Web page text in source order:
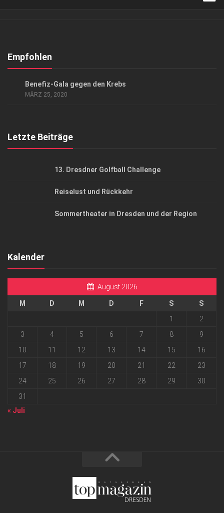
Kontakt, Impressum
Empfohlen
Benefiz-Gala gegen den Krebs
MÄRZ 25, 2020
Letzte Beiträge
13. Dresdner Golfball Challenge
Reiselust und Rückkehr
Sommertheater in Dresden und der Region
Kalender
August 2026
M D M D F S
S
1
2
3
4 5 6 7 8
9
10
11 12 13 14 15
16
17
18 19 20 21 22
23
24
25 26 27 28 29
30
31
« Juli